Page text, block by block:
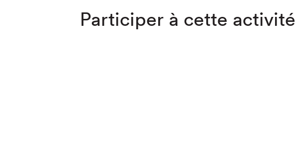
Participer à cette activité